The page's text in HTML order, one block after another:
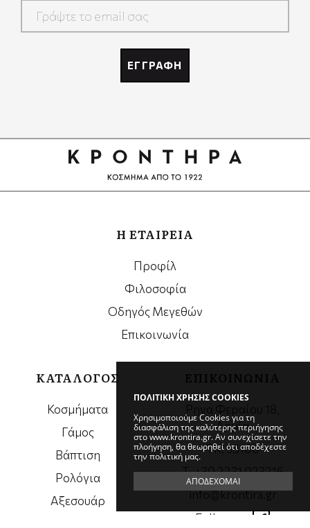
ΠΟΛΙΤΙΚΗ ΧΡΗΣΗΣ COOKIES
Χρησιμοποιούμε Cookies για τη
διασφάλιση της καλύτερης περιήγησης
στο www.krontira.gr. Αν συνεχίσετε την
πλοήγηση, θα θεωρηθεί ότι αποδέχεστε
την πολιτική μας.
ΑΠΟΔΕΧΟΜΑΙ
ΕΓΓΡΑΦΗ
Η ΕΤΑΙΡΕΙΑ
Προφίλ
Φιλοσοφία
Οδηγός Μεγεθών
Επικοινωνία
ΚΑΤΑΛΟΓΟΣ
Κοσμήματα
Γάμος
Βάπτιση
Ρολόγια
Αξεσουάρ
Λαμία
ΤΚ. 35100
Τ. +30 2231 023216
info@krontira.gr
Follow us